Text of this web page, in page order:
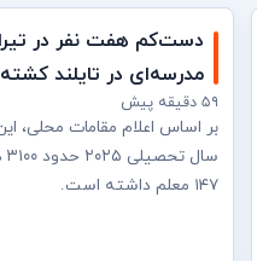
دست‌کم هفت نفر در
مدرسه‌ای در تایلند
۵۹ دقیقه پیش
بر اساس اعلام مقامات محلی،
۱۴۷ معلم داشته است.